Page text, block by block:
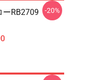
ーRB2709 -20%